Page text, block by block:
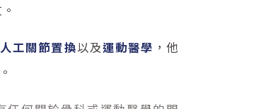
工關節置換以及運動醫學 ，他